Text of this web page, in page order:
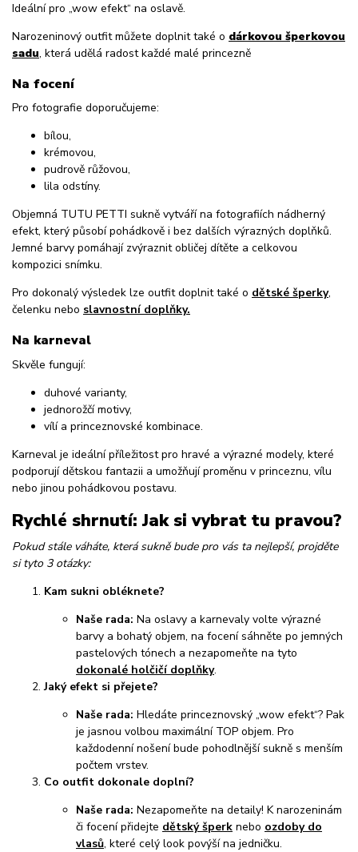
Ideální pro „wow efekt“ na oslavě.
Narozeninový outfit můžete doplnit také o dárkovou šperkovou
sadu, která udělá radost každé malé princezně
Na focení
Pro fotografie doporučujeme:
bílou,
krémovou,
pudrově růžovou,
lila odstíny.
Objemná TUTU PETTI sukně vytváří na fotografiích nádherný
efekt, který působí pohádkově i bez dalších výrazných doplňků.
Jemné barvy pomáhají zvýraznit obličej dítěte a celkovou
kompozici snímku.
Pro dokonalý výsledek lze outfit doplnit také o dětské šperky,
čelenku nebo slavnostní doplňky.
Na karneval
Skvěle fungují:
duhové varianty,
jednorožčí motivy,
vílí a princeznovské kombinace.
Karneval je ideální příležitost pro hravé a výrazné modely, které
podporují dětskou fantazii a umožňují proměnu v princeznu, vílu
nebo jinou pohádkovou postavu.
Rychlé shrnutí: Jak si vybrat tu pravou?
Pokud stále váháte, která sukně bude pro vás ta nejlepší, projděte
si tyto 3 otázky:
Kam sukni obléknete?
Naše rada: Na oslavy a karnevaly volte výrazné
barvy a bohatý objem, na focení sáhněte po jemných
pastelových tónech a nezapomeňte na tyto
dokonalé holčičí doplňky.
Jaký efekt si přejete?
Naše rada: Hledáte princeznovský „wow efekt“? Pak
je jasnou volbou maximální TOP objem. Pro
každodenní nošení bude pohodlnější sukně s menším
počtem vrstev.
Co outfit dokonale doplní?
Naše rada: Nezapomeňte na detaily! K narozeninám
či focení přidejte dětský šperk nebo ozdoby do
vlasů, které celý look povýší na jedničku.